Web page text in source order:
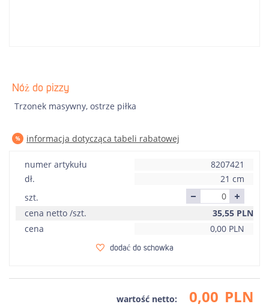
Nóż do pizzy
Trzonek masywny, ostrze piłka
informacja dotycząca tabeli rabatowej
numer artykułu
8207421
dł.
21 cm
szt.
cena netto /szt.
35,55 PLN
cena
0,00 PLN
dodać do schowka
wartość netto: 0,00 PLN